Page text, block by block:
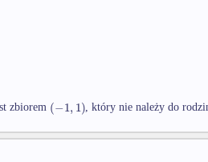
zbiorem (−1, 1), który nie należy do